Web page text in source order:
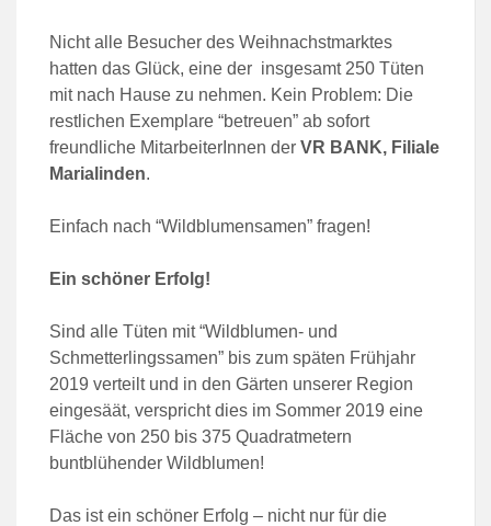
Nicht alle Besucher des Weihnachstmarktes
hatten das Glück, eine der insgesamt 250 Tüten
mit nach Hause zu nehmen. Kein Problem: Die
restlichen Exemplare “betreuen” ab sofort
freundliche MitarbeiterInnen der VR BANK, Filiale
Marialinden.
Einfach nach “Wildblumensamen” fragen!
Ein schöner Erfolg!
Sind alle Tüten mit “Wildblumen- und
Schmetterlingssamen” bis zum späten Frühjahr
2019 verteilt und in den Gärten unserer Region
eingesäät, verspricht dies im Sommer 2019 eine
Fläche von 250 bis 375 Quadratmetern
buntblühender Wildblumen!
Das ist ein schöner Erfolg – nicht nur für die